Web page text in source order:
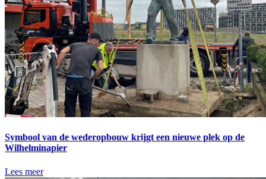
Symbool van de wederopbouw krijgt een nieuwe plek op de
Wilhelminapier
Lees meer